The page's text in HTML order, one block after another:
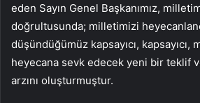
eden Sayın Genel Başkanımız,
doğrultusunda; milletimizi
düşündüğümüz kapsayıcı,
heyecana sevk edecek yeni bir teklif
arzını oluşturmuştur.